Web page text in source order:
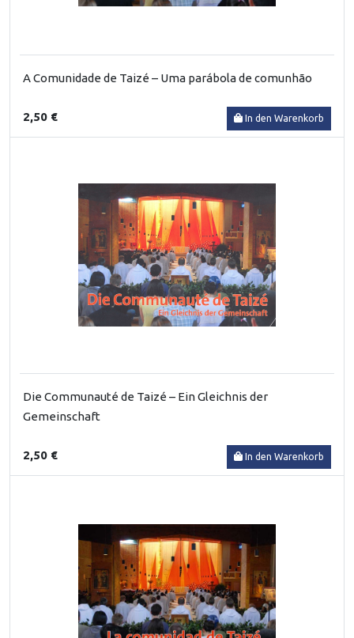
A Comunidade de Taizé – Uma parábola de comunhão
2,50 € In den Warenkorb
Die Communauté de Taizé – Ein Gleichnis der
Gemeinschaft
2,50 € In den Warenkorb